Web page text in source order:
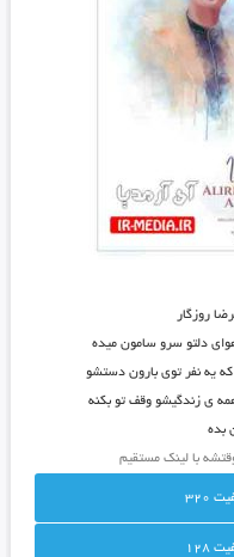
روزگار
دلتو سرو سامون میده
یه نفر توی بارون دستشو
ی زندگیشو وقف تو بکنه
بده
با لینک مستقیم
320
128